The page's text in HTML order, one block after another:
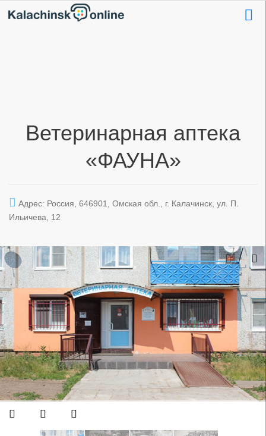
Ветеринарная аптека
«ФАУНА»
Адрес: Россия, 646901, Омская обл., г. Калачинск, ул. П.
Ильичева, 12